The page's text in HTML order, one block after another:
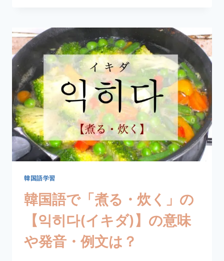
망
다」
味
と
使
い
方
｜
逃
げ
す
る
【活
用
形・
例
韓国語学習
韓国語で「煮る・炊く」の
【익히다(イキダ)】の意味
や発音・例文は？